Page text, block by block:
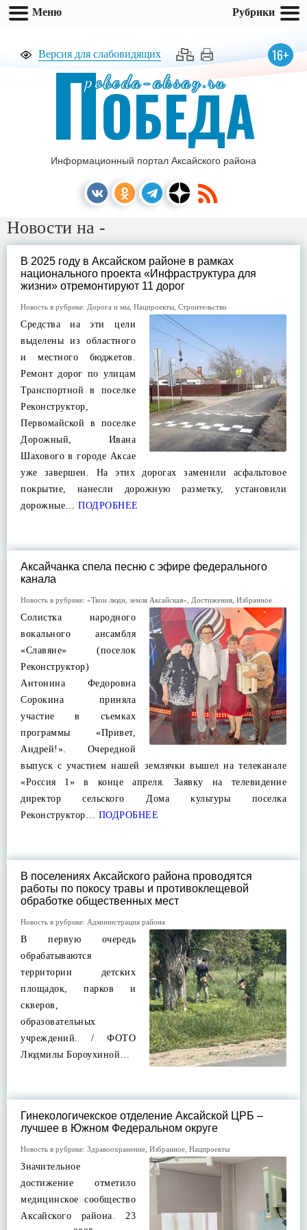
Версия для слабовидящих 16+
pobeda-aksay.ru
ПОБЕДА
Информационный портал Аксайского района
Новости на -
В 2025 году в Аксайском районе в рамках
национального проекта «Инфраструктура для
жизни» отремонтируют 11 дорог
Новость в рубрике: Дорога и мы Нацпроекты Строительство
Средства на эти цели
выделены из областного
и местного бюджетов.
Ремонт дорог по улицам
Транспортной в поселке
Реконструктор,
Первомайской в поселке
Дорожный, Ивана
Шахового в городе Аксае
уже завершен. На этих дорогах заменили асфальтовое
покрытие, нанесли дорожную разметку, установили
дорожные… ПОДРОБНЕЕ
Аксайчанка спела песню с эфире федерального
канала
Новость в рубрике: «Твои люди, земля Аксайская» Достижения Избранное
Солистка народного
вокального ансамбля
«Славяне» (поселок
Реконструктор)
Антонина Федоровна
Сорокина приняла
участие в съемках
программы «Привет,
Андрей!». Очередной
выпуск с участием нашей землячки вышел на телеканале
«Россия 1» в конце апреля. Заявку на телевидение
директор сельского Дома культуры поселка
Реконструктор… ПОДРОБНЕЕ
В поселениях Аксайского района проводятся
работы по покосу травы и противоклещевой
обработке общественных мест
Новость в рубрике: Администрация района
В первую очередь
обрабатываются
территории детских
площадок, парков и
скверов,
образовательных
учреждений. / ФОТО
Людмилы Бороухиной…
Гинекологичекское отделение Аксайской ЦРБ –
лучшее в Южном Федеральном округе
Новость в рубрике: Здравоохранение Избранное Нацпроекты
Значительное
достижение отметило
медицинское сообщество
Аксайского района. 23
Меню Рубрики